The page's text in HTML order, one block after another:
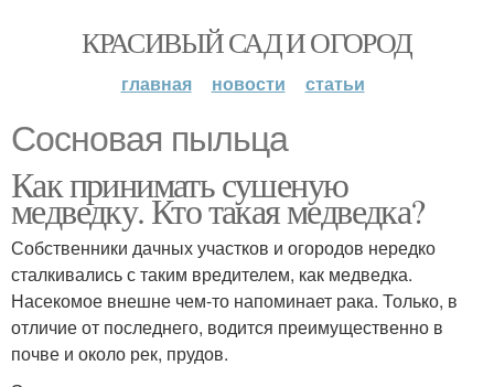
КРАСИВЫЙ САД И ОГОРОД
главная новости статьи
Сосновая пыльца
Как принимать сушеную
медведку. Кто такая медведка?
Собственники дачных участков и огородов нередко
сталкивались с таким вредителем, как медведка.
Насекомое внешне чем-то напоминает рака. Только, в
отличие от последнего, водится преимущественно в
почве и около рек, прудов.